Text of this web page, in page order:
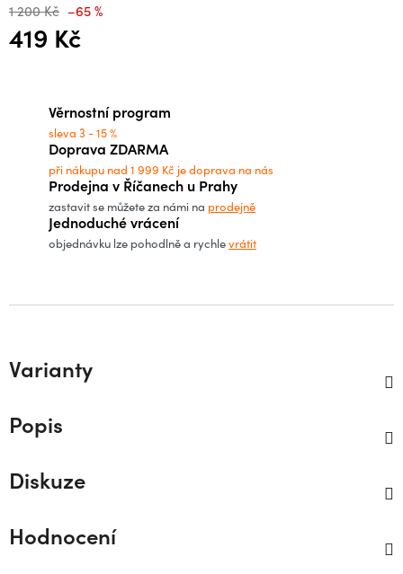
1 200 Kč –65 %
419 Kč
Věrnostní program
sleva 3 - 15 %
Doprava ZDARMA
při nákupu nad 1 999 Kč je doprava na nás
Prodejna v Říčanech u Prahy
zastavit se můžete za námi na prodejně
Jednoduché vrácení
objednávku lze pohodlně a rychlevrátit
Varianty
Popis
Diskuze
Hodnocení